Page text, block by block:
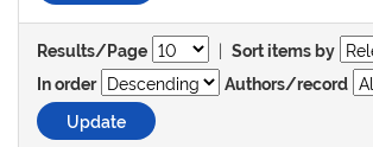
Results/Page | Sort items by
In order
Authors/record